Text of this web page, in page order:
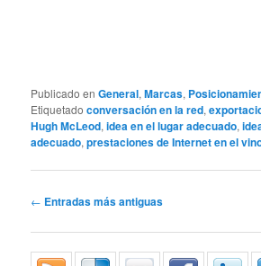
Publicado en General,Marcas,
Etiquetado conversación en la red,
Hugh McLeod,idea en el lugar adecuado,
adecuado,prestaciones de Internet en el
Navegador de artículos
← Entradas más antiguas